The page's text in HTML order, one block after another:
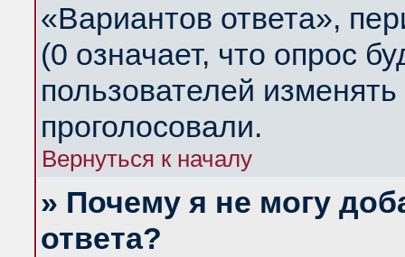
«Вариантов ответа»,
(0 означает, что опрос
пользователей
проголосовали.
Вернуться к началу
» Почему я не могу
ответа?